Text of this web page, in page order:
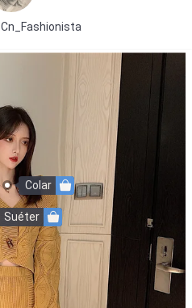
Cn_Fashionista
Suéter
Colar